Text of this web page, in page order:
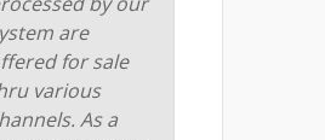
are
for sale
various
As a